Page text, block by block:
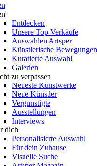
Entdecken
Unsere Top-Verkäufe
Auswahlen Artsper
Künstlerische Bewegungen
Kuratierte Auswahl
Galerien
zu verpassen
Neueste Kunstwerke
Neue Künstler
Vergunstigte
Ausstellungen
Interviews
dich
Personalisierte Auswahl
Für dein Zuhause
Visuelle Suche